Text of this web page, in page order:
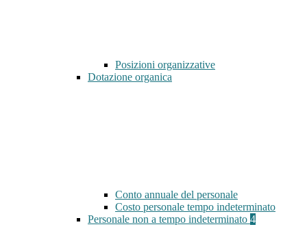
Posizioni organizzative
Dotazione organica
Conto annuale del personale
Costo personale tempo indeterminato
Personale non a tempo indeterminato 4